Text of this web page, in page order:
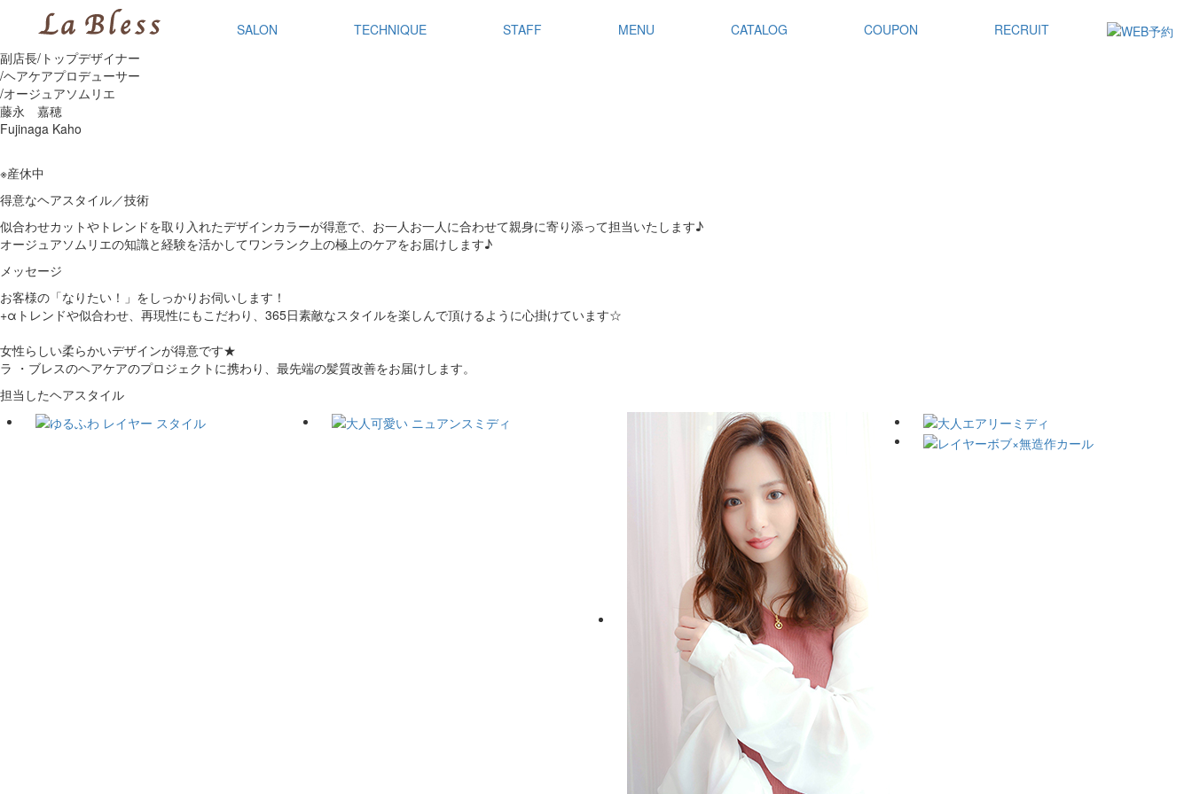
SALON TECHNIQUE STAFF MENU CATALOG COUPON
RECRUIT
副店長/トップデザイナー
/ヘアケアプロデューサー
/オージュアソムリエ
藤永 嘉穂
Fujinaga Kaho
※産休中
得意なヘアスタイル／技術
似合わせカットやトレンドを取り入れたデザインカラーが得意で、お一人お一人に合わせて親身に寄り添って担当いたします♪
オージュアソムリエの知識と経験を活かしてワンランク上の極上のケアをお届けします♪
メッセージ
お客様の「なりたい！」をしっかりお伺いします！
+αトレンドや似合わせ、再現性にもこだわり、365日素敵なスタイルを楽しんで頂けるように心掛けています☆
女性らしい柔らかいデザインが得意です★
ラ ・ブレスのヘアケアのプロジェクトに携わり、最先端の髪質改善をお届けします。
担当したヘアスタイル